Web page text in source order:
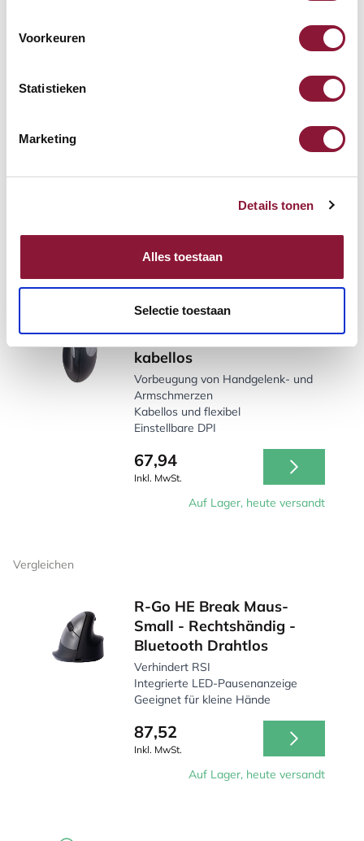
Voorkeuren
Statistieken
Marketing
Details tonen
Alles toestaan
Selectie toestaan
Geeignet für Handbreiten bis zu 8,8
59,61
Auf Lager, heute versandt
Vergleichen
SRM Evolution vertikale
Maus rechtshändig
kabellos
Vorbeugung von Handgelenk- und
Armschmerzen
Kabellos und flexibel
Einstellbare DPI
67,94
Inkl. MwSt.
Auf Lager, heute versandt
Vergleichen
R-Go HE Break Maus-
Small - Rechtshändig -
Bluetooth Drahtlos
Verhindert RSI
Integrierte LED-Pausenanzeige
Geeignet für kleine Hände
87,52
Inkl. MwSt.
Auf Lager, heute versandt